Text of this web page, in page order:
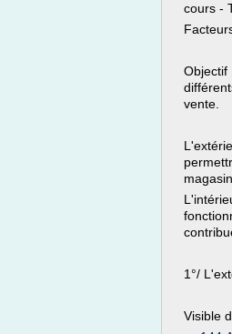
cours -
Objectif
vente.
1°/
Visible